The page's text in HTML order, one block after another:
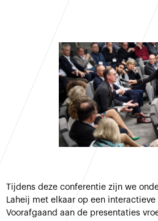
Tijdens deze conferentie zijn we
Laheij met elkaar op een
Voorafgaand aan de presentaties